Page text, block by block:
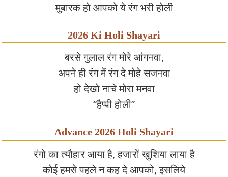
मुबारक हो आपको ये रंग भरी होली
2026 Ki Holi Shayari
बरसे गुलाल रंग मोरे आंगनवा,
अपने ही रंग में रंग दे मोहे सजनवा
हो देखो नाचे मोरा मनवा
“हैप्पी होली”
Advance 2026 Holi Shayari
रंगो का त्यौहार आया है, हजारों खुशिया लाया है
कोई हमसे पहले न कह दे आपको, इसलिये